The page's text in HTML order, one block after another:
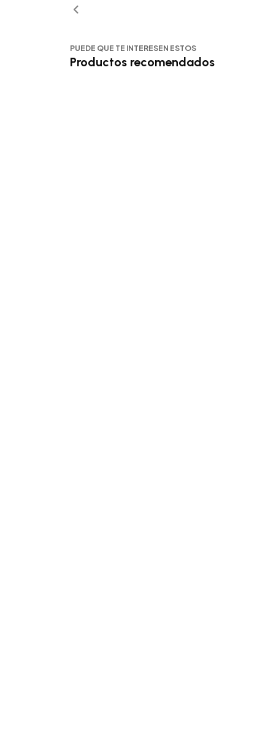
PUEDE QUE TE INTERESEN ESTOS
Productos recomendados